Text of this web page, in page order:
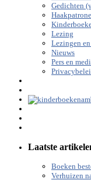
Gedichten
Lezing
Lezingen
Nieuws
Pers en
Laatste
Boeken
Verhuizen